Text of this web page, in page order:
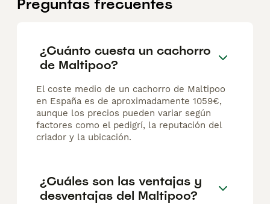
Preguntas frecuentes
¿Cuánto cuesta un cachorro
de Maltipoo?
El coste medio de un cachorro de Maltipoo
en España es de aproximadamente 1059€,
aunque los precios pueden variar según
factores como el pedigrí, la reputación del
criador y la ubicación.
¿Cuáles son las ventajas y
desventajas del Maltipoo?